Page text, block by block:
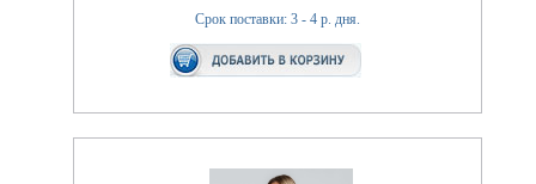
Срок поставки: 3 - 4 р. дня.